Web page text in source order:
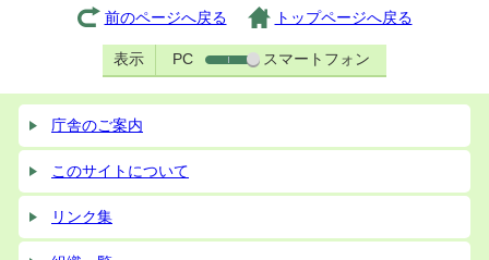
前のページへ戻る トップページへ戻る
表示 PC スマートフォン
庁舎のご案内
このサイトについて
リンク集